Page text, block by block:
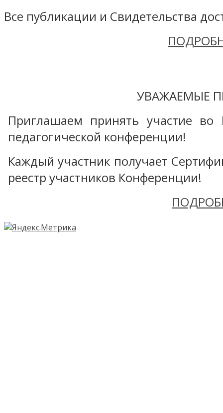
Все публикации и Свидетельства
УВАЖАЕМЫЕ
Приглашаем принять участие во
педагогической конференции!
Каждый участник получает
реестр участников Конференции!